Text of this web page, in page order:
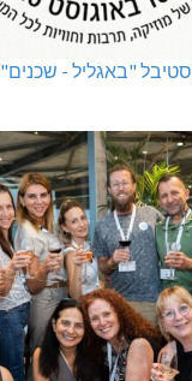
"באגליל - שכנים"